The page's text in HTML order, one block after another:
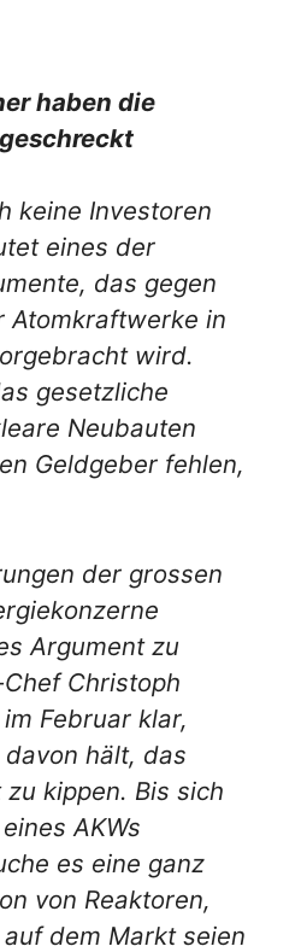
haben die
keine Investoren
eines der
das gegen
Atomkraftwerke in
wird.
gesetzliche
Neubauten
Geldgeber fehlen,
der grossen
Argument zu
Christoph
Februar klar,
hält, das
kippen. Bis sich
AKWs
es eine ganz
von Reaktoren,
dem Markt seien